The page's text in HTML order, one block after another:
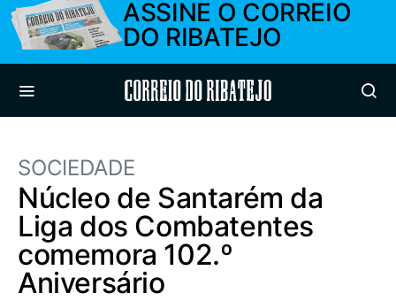
ASSINE O CORREIO
DO RIBATEJO
Correio do Ribatejo
SOCIEDADE
Núcleo de Santarém da
Liga dos Combatentes
comemora 102.º
Aniversário